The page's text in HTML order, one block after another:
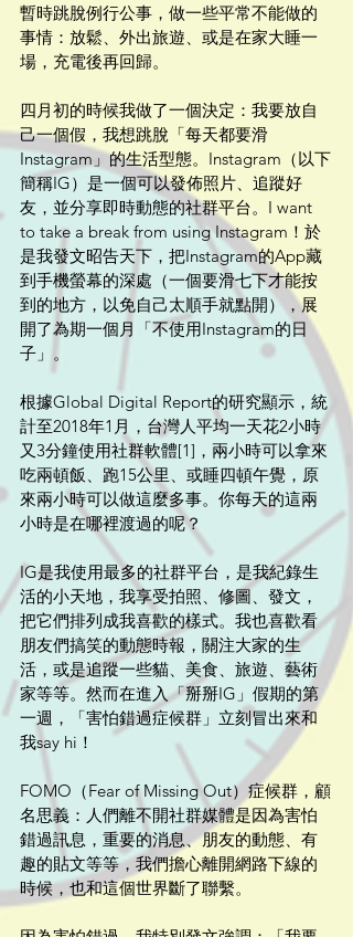
暫時跳脫例行公事，做一些平常不能做的
事情：放鬆、外出旅遊、或是在家大睡一
場，充電後再回歸。
四月初的時候我做了一個決定：我要放自
己一個假，我想跳脫「每天都要滑
Instagram」的生活型態。Instagram（以下
簡稱IG）是一個可以發佈照片、追蹤好
友，並分享即時動態的社群平台。I want
to take a break from using Instagram！於
是我發文昭告天下，把Instagram的App藏
到手機螢幕的深處（一個要滑七下才能按
到的地方，以免自己太順手就點開），展
開了為期一個月「不使用Instagram的日
子」。
根據Global Digital Report的研究顯示，統
計至2018年1月，台灣人平均一天花2小時
又3分鐘使用社群軟體[1]，兩小時可以拿來
吃兩頓飯、跑15公里、或睡四頓午覺，原
來兩小時可以做這麼多事。你每天的這兩
小時是在哪裡渡過的呢？
IG是我使用最多的社群平台，是我紀錄生
活的小天地，我享受拍照、修圖、發文，
把它們排列成我喜歡的樣式。我也喜歡看
朋友們搞笑的動態時報，關注大家的生
活，或是追蹤一些貓、美食、旅遊、藝術
家等等。然而在進入「掰掰IG」假期的第
一週，「害怕錯過症候群」立刻冒出來和
我say hi！
FOMO（Fear of Missing Out）症候群，顧
名思義：人們離不開社群媒體是因為害怕
錯過訊息，重要的消息、朋友的動態、有
趣的貼文等等，我們擔心離開網路下線的
時候，也和這個世界斷了聯繫。